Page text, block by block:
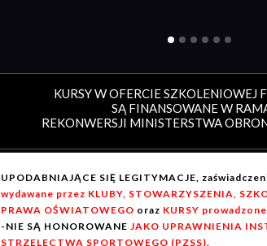
KURSY W OFERCIE SZKOLENIOWEJ
SĄ FINANSOWANE W
REKONWERSJI MINISTERSTWA
UPODABNIAJĄCE SIĘ LEGITYMACJE,
wydawane przez KLUBY, STOWARZYSZENIA,
PRAWA OŚWIATOWEGO oraz KURSY
-NIE SĄ HONOROWANE JAKO UPRAWNIENIA
STRZELECTWA SPORTOWEGO (PZSS).